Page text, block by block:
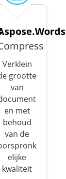
Verklein
grootte
van
en met
behoud
van de
elijke
kwaliteit